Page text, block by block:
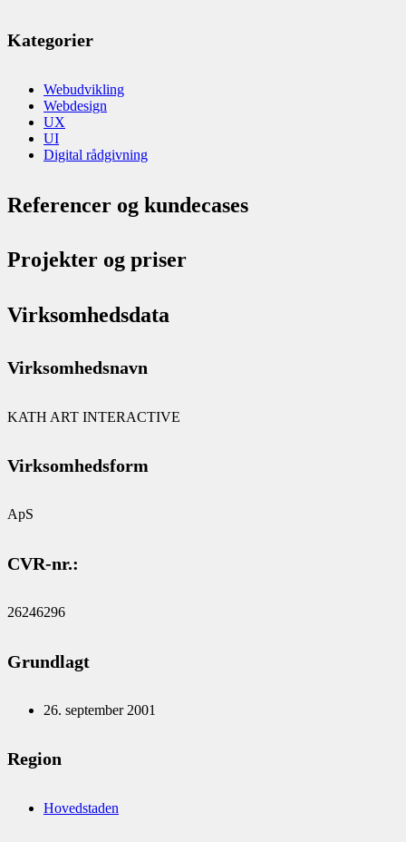
Kategorier
Webudvikling
Webdesign
UX
UI
Digital rådgivning
Referencer og kundecases
Projekter og priser
Virksomhedsdata
Virksomhedsnavn
KATH ART INTERACTIVE
Virksomhedsform
ApS
CVR-nr.:
26246296
Grundlagt
26. september 2001
Region
Hovedstaden